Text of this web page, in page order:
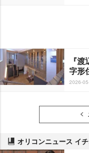
『
字形
2026-
オリコンニュース イ